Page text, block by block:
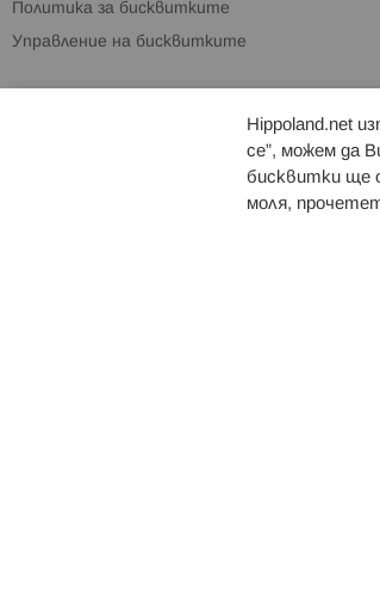
Политика за бисквитките
Управление на бисквитките
Брошури
Hippoland.net
се”, можем да
бисквитки ще
моля,